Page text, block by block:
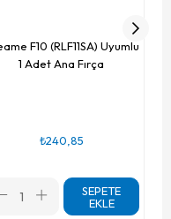
F10 (RLF11SA) Uyumlu
1 Adet Ana Fırça
₺240,85
SEPETE
EKLE